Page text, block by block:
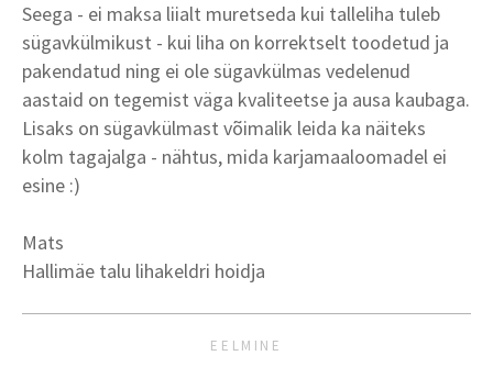
Seega - ei maksa liialt muretseda kui talleliha tuleb
sügavkülmikust - kui liha on korrektselt toodetud ja
pakendatud ning ei ole sügavkülmas vedelenud
aastaid on tegemist väga kvaliteetse ja ausa kaubaga.
Lisaks on sügavkülmast võimalik leida ka näiteks
kolm tagajalga - nähtus, mida karjamaaloomadel ei
esine :)
Mats
Hallimäe talu lihakeldri hoidja
EELMINE